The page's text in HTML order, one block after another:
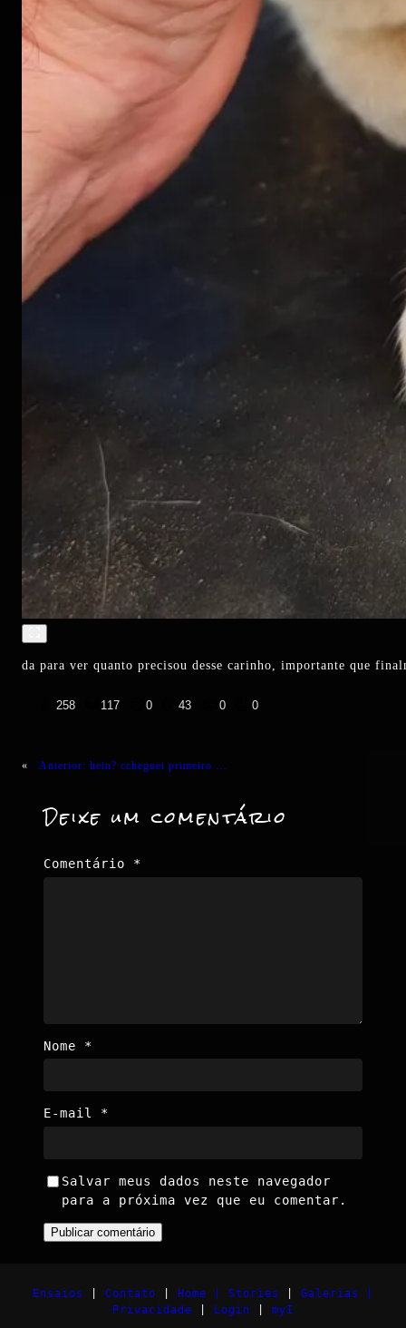
da para ver quanto precisou desse carinho, importante que
258 117 0 43 0 0
« Anterior: hein? ccheguei primeiro …
Deixe um comentário
Comentário *
Nome *
E-mail *
Salvar meus dados neste navegador
para a próxima vez que eu comentar.
Ensaios Contato Home | Stories
Galerias |
Privacidade
Login myI